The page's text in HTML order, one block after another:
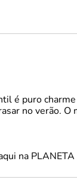
é puro
no verão.
na